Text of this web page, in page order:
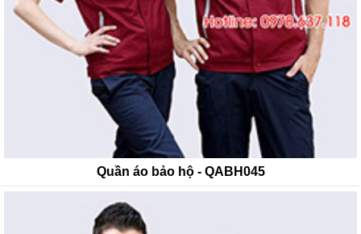
Quần áo bảo hộ - QABH045